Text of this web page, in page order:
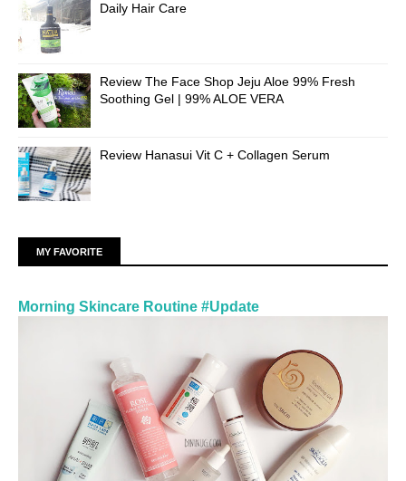
Daily Hair Care
Review The Face Shop Jeju Aloe 99% Fresh
Soothing Gel | 99% ALOE VERA
Review Hanasui Vit C + Collagen Serum
MY FAVORITE
Morning Skincare Routine #Update